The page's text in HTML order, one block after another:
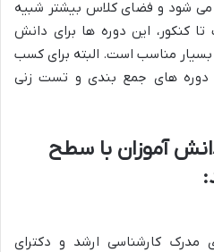
می شود و فضای کلاس بیشتر شبیه
کنکور، این دوره ها برای دانش
مناسب است. البته برای کسب
دوره های جمع بندی و تست زنی
آموزان با سطح
مدرک کارشناسی ارشد و دکترای